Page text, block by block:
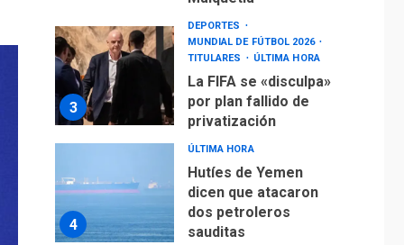
3
DEPORTES
MUNDIAL DE FÚTBOL 2026
TITULARES
ÚLTIMA HORA
La FIFA se «disculpa»
por plan fallido de
privatización
4
ÚLTIMA HORA
Hutíes de Yemen
dicen que atacaron
dos petroleros
sauditas